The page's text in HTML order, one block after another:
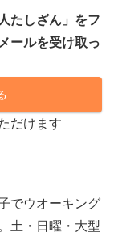
たしざん」をフ
ールを受け取っ
だけます
でウオーキング
土・日曜・大型